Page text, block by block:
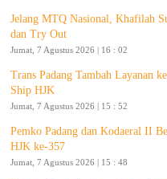
Jelang MTQ Nasional, Khafilah
dan Try Out
Jumat, 7 Agustus 2026 | 16 : 02
Trans Padang Tambah Layanan
Ship HJK
Jumat, 7 Agustus 2026 | 15 : 52
Pemko Padang dan Kodaeral II
HJK ke-357
Jumat, 7 Agustus 2026 | 15 : 48